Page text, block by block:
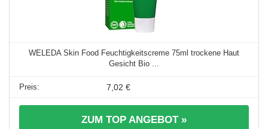
WELEDA Skin Food Feuchtigkeitscreme 75ml trockene Haut
Gesicht Bio ...
7,02 €
ZUM TOP ANGEBOT »